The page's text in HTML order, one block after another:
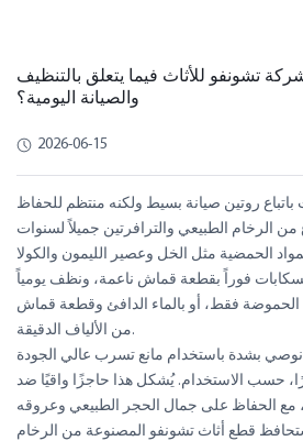
تشونفو للأثاث فيما يتعلق بالتنظيف
والصيانة اليومية؟
2026-06-15
روتين صيانة بسيط ولكنه منتظم للحفاظ
الحمضية مثل الخل وعصير الليمون والكولا
فوراً بقطعة قماش ناعمة، ونظف يومياً
الحموضة فقط، أو بالماء الدافئ وقطعة قماش
من الألياف الدقيقة.
بشدة باستخدام مانع تسرب عالي الجودة
كل 6 إلى 12 شهرًا، حسب الاستخدام. يُشكل هذا حاجزًا واقيًا ضد
ستحافظ قطع أثاث تشونفو المصنوعة من الرخام